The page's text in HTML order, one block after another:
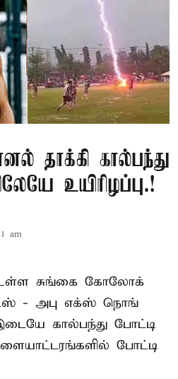
தாக்கி கால்பந்து
உயிரிழப்பு.!
am
சுங்கை கோலோக்
- அபு எக்ஸ் நொங்
கால்பந்து போட்டி
போட்டி